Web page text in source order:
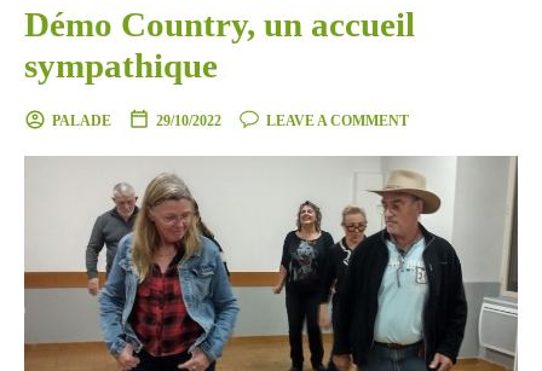
Démo Country, un accueil
sympathique
PALADE 29/10/2022 LEAVE A COMMENT